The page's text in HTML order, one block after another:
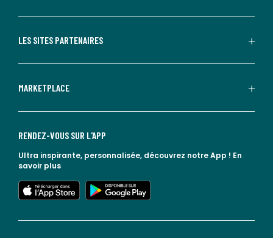
LES SITES PARTENAIRES
MARKETPLACE
RENDEZ-VOUS SUR L'APP
Ultra inspirante, personnalisée, découvrez notre App ! En
savoir plus
lien vers l'app store
lien vers google play